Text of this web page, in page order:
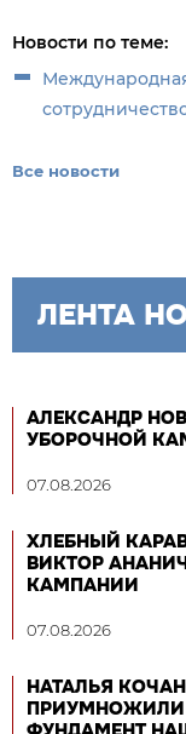
Новости по теме:
Все новости
ЛЕНТА
АЛЕКСАНДР
УБОРОЧНОЙ
07.08.2026
ХЛЕБНЫЙ
ВИКТОР
КАМПАНИИ
07.08.2026
НАТАЛЬЯ
ПРИУМНОЖИЛИ